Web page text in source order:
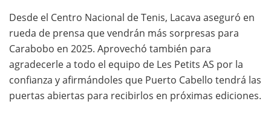
Desde el Centro Nacional de Tenis, Lacava aseguró en
rueda de prensa que vendrán más sorpresas para
Carabobo en 2025. Aprovechó también para
agradecerle a todo el equipo de Les Petits AS por la
confianza y afirmándoles que Puerto Cabello tendrá las
puertas abiertas para recibirlos en próximas ediciones.